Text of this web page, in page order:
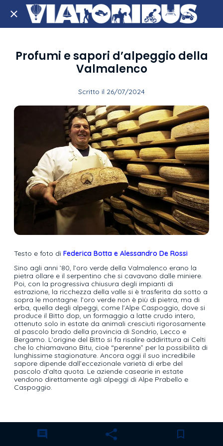
Profumi e sapori d’alpeggio della
Valmalenco
Scritto il 26/07/2024
Testo e foto di Federica Botta e Alessandro De Rossi
Sino agli anni ’80, l’oro verde della Valmalenco erano la
pietra ollare e il serpentino che si cavavano dalle miniere.
Poi, con la progressiva chiusura degli impianti di
estrazione, la ricchezza della valle si è trasferita da sotto a
sopra le montagne: l’oro verde non è più di pietra, ma di
erba, quella degli alpeggi, come l’Alpe Caspoggio, dove si
produce il Bitto dop, un formaggio a latte crudo intero,
ottenuto solo in estate da animali cresciuti rigorosamente
al pascolo brado della provincia di Sondrio, Lecco e
Bergamo. L’origine del Bitto si fa risalire addirittura ai Celti
che lo chiamavano Bitu, cioè “perenne” per la possibilità di
lunghissime stagionature. Ancora oggi il suo incredibile
sapore dipende dall’eccezionale varietà di erbe del
pascolo d’alta quota. Le aziende casearie in estate
vendono direttamente agli alpeggi di Alpe Prabello e
Caspoggio.